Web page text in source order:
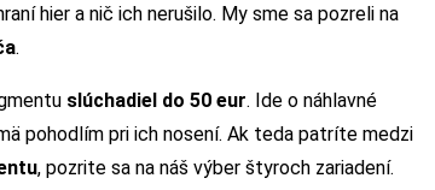
hier a nič ich nerušilo. My sme sa pozreli na
.
slúchadiel do 50 eur. Ide o náhlavné
pohodlím pri ich nosení. Ak teda patríte medzi
, pozrite sa na náš výber štyroch zariadení.